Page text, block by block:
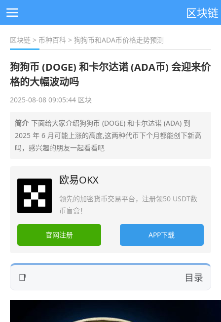
区块链
区块链 > 币种百科 > 狗狗币和ADA币价格走势预测
狗狗币 (DOGE) 和卡尔达诺 (ADA币) 会迎来价
格的大幅波动吗
2025-08-08 09:05:44 区块
简介 下面给大家介绍狗狗币 (DOGE) 和卡尔达诺 (ADA) 到
2025 年 6 月可能上涨的高度,这两种代币下个月都能创下新高
吗，感兴趣的朋友一起看看吧
欧易OKX
领先的加密货币交易平台，注册领50 USDT数
币盲盒！
官网注册 APP下载
目录